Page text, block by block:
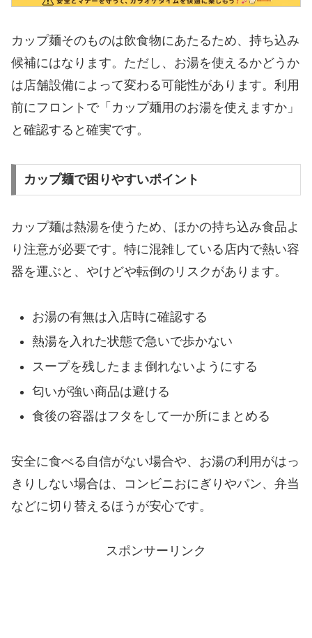
カップ麺そのものは飲食物にあたるため、持ち込み
候補にはなります。ただし、お湯を使えるかどうか
は店舗設備によって変わる可能性があります。利用
前にフロントで「カップ麺用のお湯を使えますか」
と確認すると確実です。
カップ麺で困りやすいポイント
カップ麺は熱湯を使うため、ほかの持ち込み食品よ
り注意が必要です。特に混雑している店内で熱い容
器を運ぶと、やけどや転倒のリスクがあります。
お湯の有無は入店時に確認する
熱湯を入れた状態で急いで歩かない
スープを残したまま倒れないようにする
匂いが強い商品は避ける
食後の容器はフタをして一か所にまとめる
安全に食べる自信がない場合や、お湯の利用がはっ
きりしない場合は、コンビニおにぎりやパン、弁当
などに切り替えるほうが安心です。
スポンサーリンク